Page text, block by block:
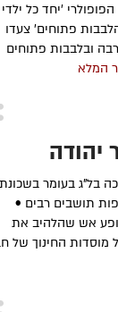
'יחד כל ילדי
פתוחים' צעדו
ובלבבות פתוחים
המלא
יהודה
בל"ג בעומר בשכונת
תושבים רבים •
אש שהלהיב את
מוסדות החינוך של